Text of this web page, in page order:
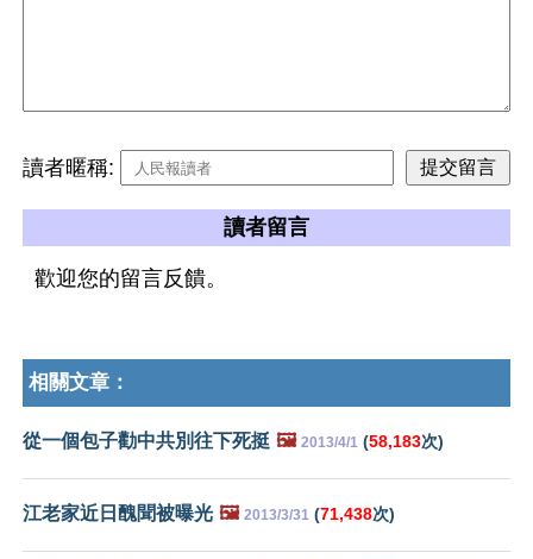
讀者暱稱:
讀者留言
歡迎您的留言反饋。
相關文章：
從一個包子勸中共別往下死挺 🖼️ 2013/4/1 (58,183次)
江老家近日醜聞被曝光 🖼️ 2013/3/31 (71,438次)